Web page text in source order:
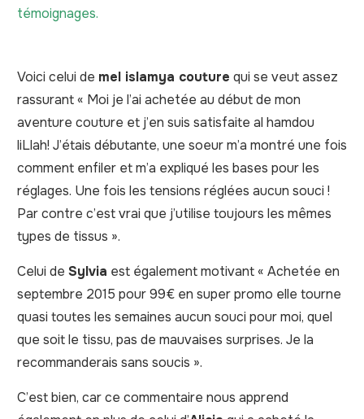
témoignages.
Voici celui de mel islamya couture qui se veut assez
rassurant « Moi je l’ai achetée au début de mon
aventure couture et j’en suis satisfaite al hamdou
liLlah! J’étais débutante, une soeur m’a montré une fois
comment enfiler et m’a expliqué les bases pour les
réglages. Une fois les tensions réglées aucun souci !
Par contre c’est vrai que j’utilise toujours les mêmes
types de tissus ».
Celui de Sylvia est également motivant « Achetée en
septembre 2015 pour 99€ en super promo elle tourne
quasi toutes les semaines aucun souci pour moi, quel
que soit le tissu, pas de mauvaises surprises. Je la
recommanderais sans soucis ».
C’est bien, car ce commentaire nous apprend